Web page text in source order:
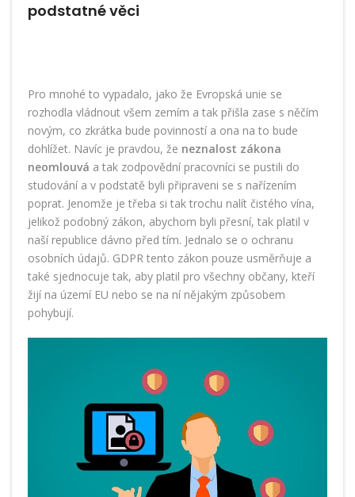
podstatné věci
Pro mnohé to vypadalo, jako že Evropská unie se
rozhodla vládnout všem zemím a tak přišla zase s něčím
novým, co zkrátka bude povinností a ona na to bude
dohlížet. Navíc je pravdou, že neznalost zákona
neomlouvá a tak zodpovědní pracovníci se pustili do
studování a v podstatě byli připraveni se s nařízením
poprat. Jenomže je třeba si tak trochu nalít čistého vína,
jelikož podobný zákon, abychom byli přesní, tak platil v
naší republice dávno před tím. Jednalo se o ochranu
osobních údajů. GDPR tento zákon pouze usměrňuje a
také sjednocuje tak, aby platil pro všechny občany, kteří
žijí na území EU nebo se na ní nějakým způsobem
pohybují.